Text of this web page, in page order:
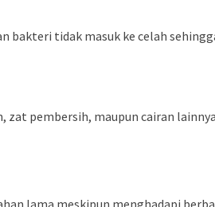
bakteri tidak masuk ke celah
zat pembersih, maupun cairan